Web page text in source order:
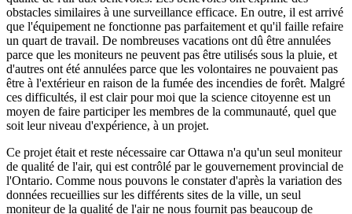
obstacles similaires à une surveillance efficace. En outre, il est arrivé
que l'équipement ne fonctionne pas parfaitement et qu'il faille refaire
un quart de travail. De nombreuses vacations ont dû être annulées
parce que les moniteurs ne peuvent pas être utilisés sous la pluie, et
d'autres ont été annulées parce que les volontaires ne pouvaient pas
être à l'extérieur en raison de la fumée des incendies de forêt. Malgré
ces difficultés, il est clair pour moi que la science citoyenne est un
moyen de faire participer les membres de la communauté, quel que
soit leur niveau d'expérience, à un projet.
Ce projet était et reste nécessaire car Ottawa n'a qu'un seul moniteur
de qualité de l'air, qui est contrôlé par le gouvernement provincial de
l'Ontario. Comme nous pouvons le constater d'après la variation des
données recueillies sur les différents sites de la ville, un seul
moniteur de la qualité de l'air ne nous fournit pas beaucoup de